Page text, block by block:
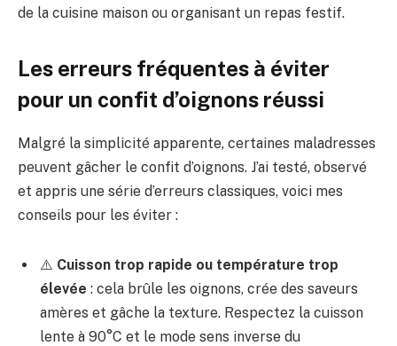
de la cuisine maison ou organisant un repas festif.
Les erreurs fréquentes à éviter
pour un confit d’oignons réussi
Malgré la simplicité apparente, certaines maladresses
peuvent gâcher le confit d’oignons. J’ai testé, observé
et appris une série d’erreurs classiques, voici mes
conseils pour les éviter :
⚠️ Cuisson trop rapide ou température trop
élevée : cela brûle les oignons, crée des saveurs
amères et gâche la texture. Respectez la cuisson
lente à 90°C et le mode sens inverse du